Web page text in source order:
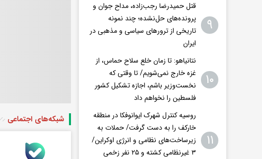
شبکه‌های اجتماعی
۹
قتل حمیدرضا رجب‌زاده، مداح جوان و
پرونده‌های حل‌نشده؛ چند نمونه
تاریخی از ترورهای سیاسی و مذهبی در
ایران
۱۰
نتانیاهو: تا زمان خلع سلاح حماس، از
غزه خارج نمی‌شویم/ تا وقتی که
نخست‌وزیر باشم، اجازه تشکیل کشور
فلسطین را نخواهم داد
۱۱
روسیه کنترل شهرک ایوانوفکا در منطقه
خارکف را به دست گرفت/ حملات به
زیرساخت‌های نظامی و انرژی اوکراین/
۳ غیرنظامی کشته و ۲۵ نفر زخمی